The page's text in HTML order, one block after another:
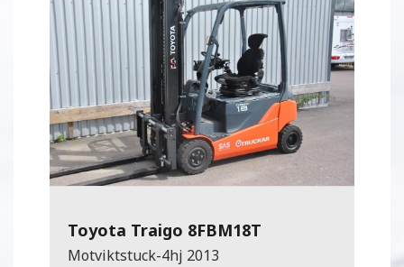
Toyota Traigo 8FBM18T
Motviktstuck-4hj 2013